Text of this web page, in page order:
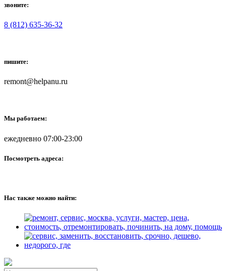
звоните:
8 (812) 635-36-32
пишите:
remont@helpanu.ru
Мы работаем:
ежедневно 07:00-23:00
Посмотреть адреса:
Нас также можно найти: